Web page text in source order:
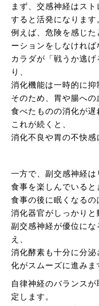
まず、交感神経はス
すると活発になります
例えば、危険を感じ
ーションをしなければ
カラダが「戦うか逃
り、
消化機能は一時的に抑
そのため、胃や腸への
食べたものの消化が遅
これが続くと、
消化不良や胃の不快感
一方で、副交感神経は
食事を楽しんでいると
食事の後に眠くなるの
消化器官がしっかりと
副交感神経が優位に
え、
消化酵素も十分に分
化がスムーズに進みま
自律神経のバランス
定します。